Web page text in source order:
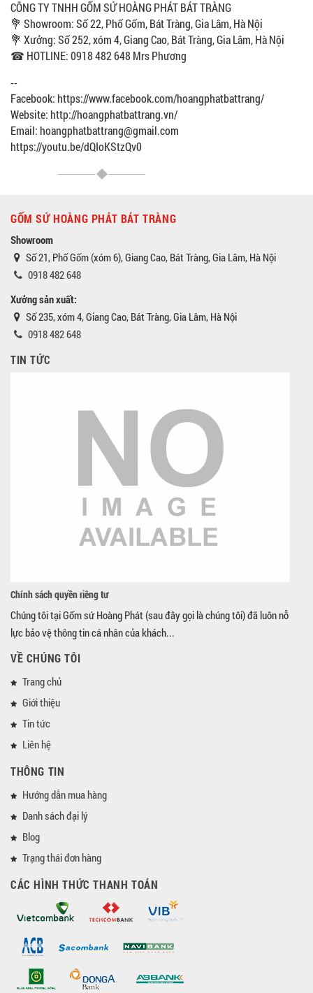
CÔNG TY TNHH GỐM SỨ HOÀNG PHÁT BÁT TRÀNG
💐 Showroom: Số 22, Phố Gốm, Bát Tràng, Gia Lâm, Hà Nội
💐 Xưởng: Số 252, xóm 4, Giang Cao, Bát Tràng, Gia Lâm, Hà Nội
☎ HOTLINE: 0918 482 648 Mrs Phương
--
Facebook: https://www.facebook.com/hoangphatbattrang/
Website: http://hoangphatbattrang.vn/
Email: hoangphatbattrang@gmail.com
https://youtu.be/dQIoKStzQv0
GỐM SỨ HOÀNG PHÁT BÁT TRÀNG
Showroom
Số 21, Phố Gốm (xóm 6), Giang Cao, Bát Tràng, Gia Lâm, Hà Nội
0918 482 648
Xưởng sản xuất:
Số 235, xóm 4, Giang Cao, Bát Tràng, Gia Lâm, Hà Nội
0918 482 648
TIN TỨC
Chính sách quyền riêng tư
Chúng tôi tại Gốm sứ Hoàng Phát (sau đây gọi là chúng tôi) đã luôn nỗ
lực bảo vệ thông tin cá nhân của khách...
VỀ CHÚNG TÔI
Trang chủ
Giới thiệu
Tin tức
Liên hệ
THÔNG TIN
Hướng dẫn mua hàng
Danh sách đại lý
Blog
Trạng thái đơn hàng
CÁC HÌNH THỨC THANH TOÁN